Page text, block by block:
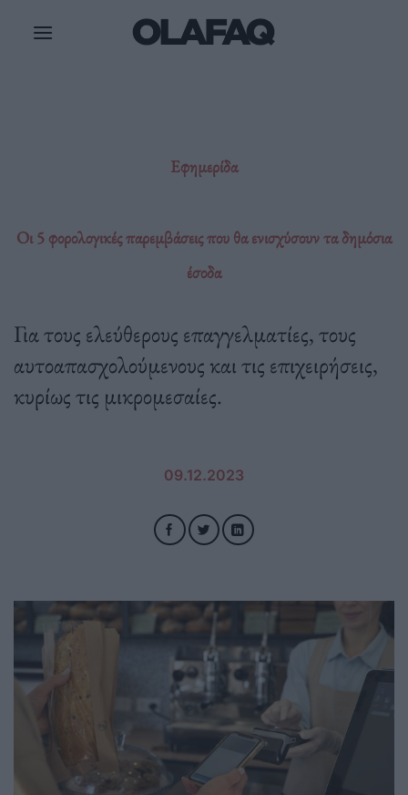
Εφημερίδα
Οι 5 φορολογικές παρεμβάσεις που θα ενισχύσουν τα δημόσια
έσοδα
Για τους ελεύθερους επαγγελματίες, τους
αυτοαπασχολούμενους και τις επιχειρήσεις,
κυρίως τις μικρομεσαίες.
09.12.2023